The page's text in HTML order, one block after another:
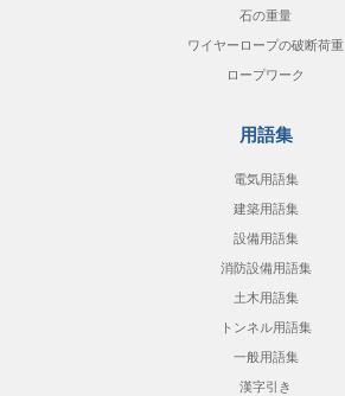
石の重量
ワイヤーロープの破断荷重
ロープワーク
用語集
電気用語集
建築用語集
設備用語集
消防設備用語集
土木用語集
トンネル用語集
一般用語集
漢字引き